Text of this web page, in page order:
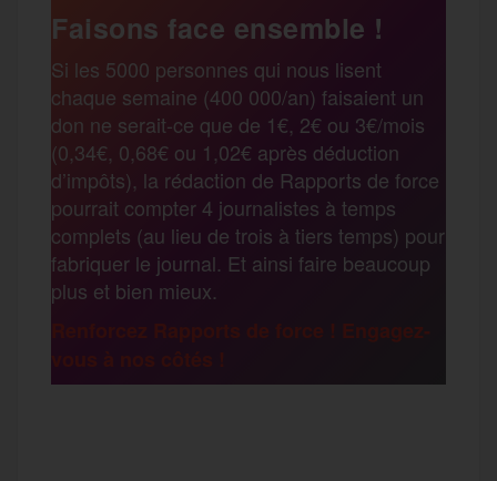
b
o
o
k
t
e
r
l
s
a
g
e
m
r
t
a
g
e
Faisons face ensemble !
Si les 5000 personnes qui nous lisent
chaque semaine (400 000/an) faisaient un
don ne serait-ce que de 1€, 2€ ou 3€/mois
(0,34€, 0,68€ ou 1,02€ après déduction
d’impôts), la rédaction de Rapports de force
pourrait compter 4 journalistes à temps
complets (au lieu de trois à tiers temps) pour
fabriquer le journal. Et ainsi faire beaucoup
plus et bien mieux.
Renforcez Rapports de force ! Engagez-
vous à nos côtés !